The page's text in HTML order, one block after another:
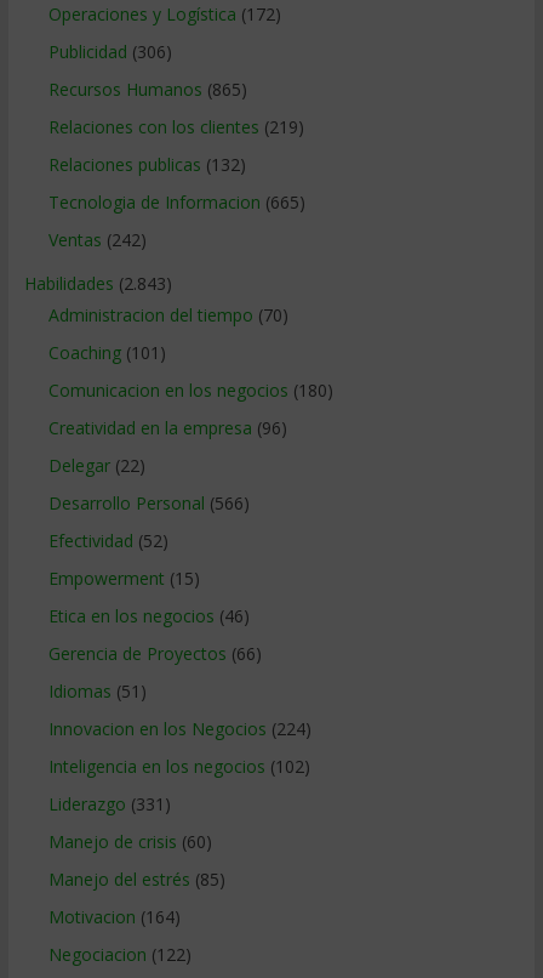
Operaciones y Logística (172)
Publicidad (306)
Recursos Humanos (865)
Relaciones con los clientes (219)
Relaciones publicas (132)
Tecnologia de Informacion (665)
Ventas (242)
Habilidades (2.843)
Administracion del tiempo (70)
Coaching(101)
Comunicacion en los negocios (180)
Creatividad en la empresa (96)
Delegar(22)
Desarrollo Personal (566)
Efectividad (52)
Empowerment (15)
Etica en los negocios (46)
Gerencia de Proyectos (66)
Idiomas (51)
Innovacion en los Negocios (224)
Inteligencia en los negocios (102)
Liderazgo (331)
Manejo de crisis (60)
Manejo del estrés (85)
Motivacion (164)
Negociacion (122)